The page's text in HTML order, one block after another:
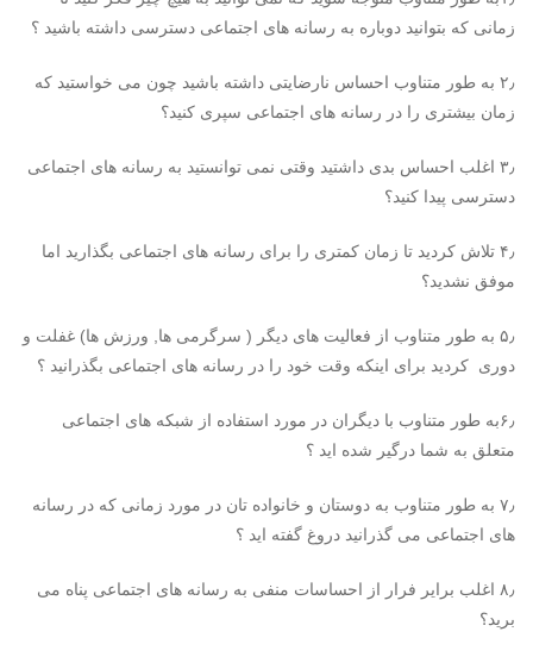
زمانی که بتوانید دوباره به رسانه های اجتماعی دسترسی داشته باشید ؟
۲٫ به طور متناوب احساس نارضایتی داشته باشید چون می خواستید که
زمان بیشتری را در رسانه های اجتماعی سپری کنید؟
۳٫ اغلب احساس بدی داشتید وقتی نمی توانستید به رسانه های اجتماعی
دسترسی پیدا کنید؟
۴٫ تلاش کردید تا زمان کمتری را برای رسانه های اجتماعی بگذارید اما
موفق نشدید؟
۵٫ به طور متناوب از فعالیت های دیگر ( سرگرمی ها, ورزش ها) غفلت و
دوری کردید برای اینکه وقت خود را در رسانه های اجتماعی بگذرانید ؟
۶٫به طور متناوب با دیگران در مورد استفاده از شبکه های اجتماعی
متعلق به شما درگیر شده اید ؟
۷٫ به طور متناوب به دوستان و خانواده تان در مورد زمانی که در رسانه
های اجتماعی می گذرانید دروغ گفته اید ؟
۸٫ اغلب برایر فرار از احساسات منفی به رسانه های اجتماعی پناه می
برید؟